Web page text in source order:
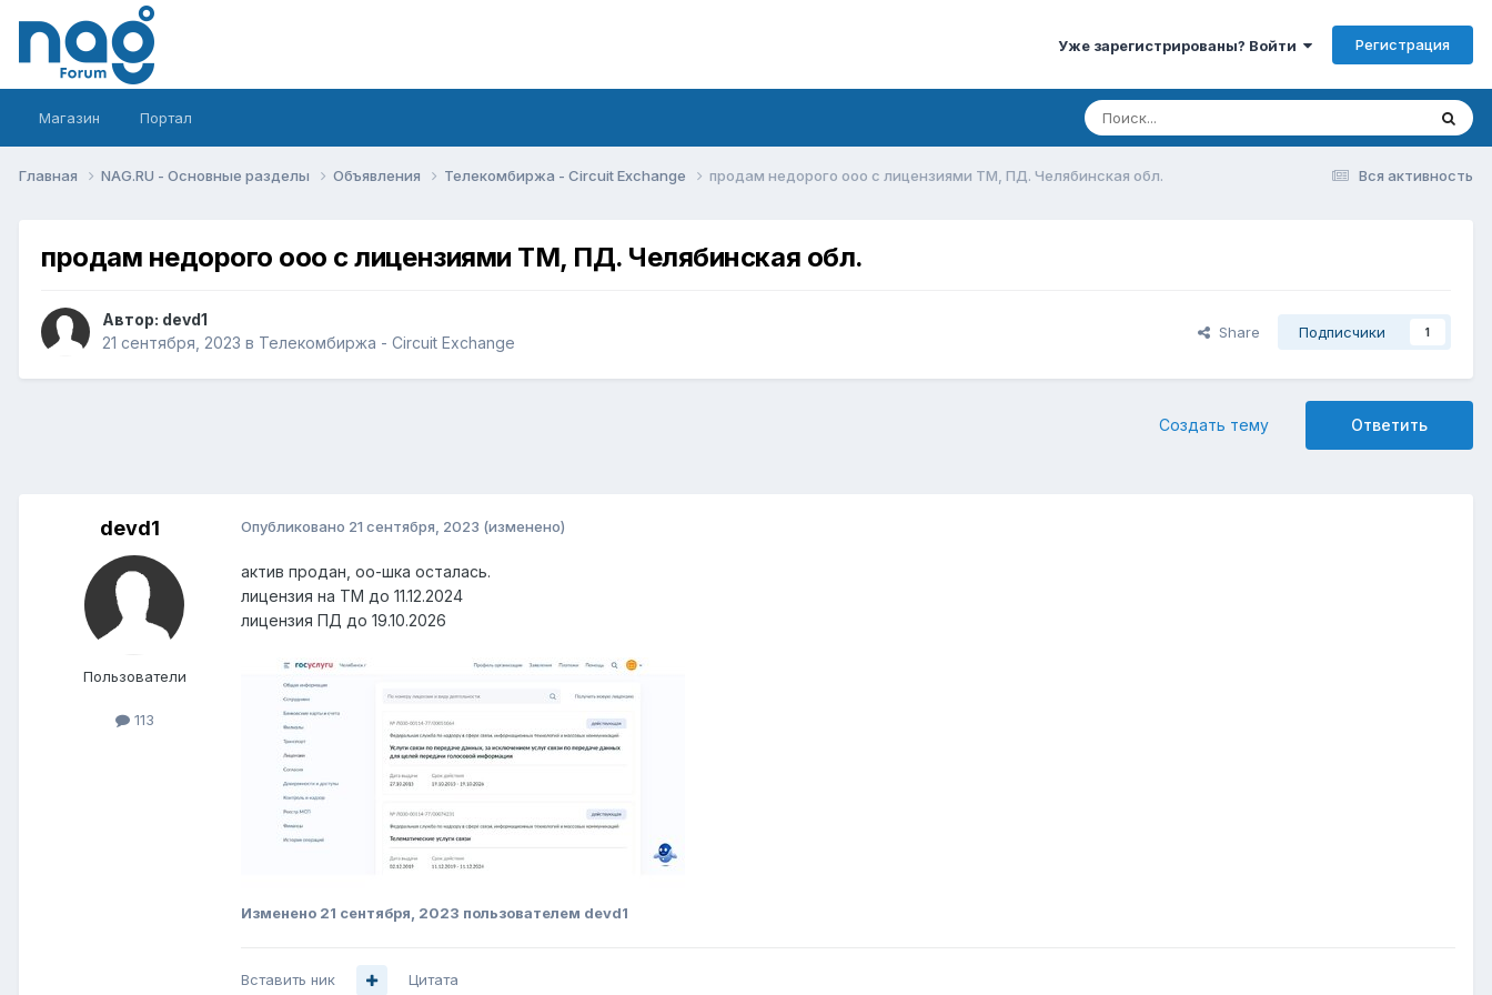
Уже зарегистрированы? Войти Регистрация
Магазин Портал
Вся активность
Главная NAG.RU - Основные разделы Объявления Телекомбиржа - Circuit Exchange продам недорого ооо с лицензиями ТМ, ПД. Челябинская обл.
продам недорого ооо с лицензиями ТМ, ПД. Челябинская обл.
Автор: devd1
21 сентября, 2023 в Телекомбиржа - Circuit Exchange
Share Подписчики 1
Ответить
Создать тему
devd1
Пользователи
113
Опубликовано 21 сентября, 2023 (изменено)
актив продан, оо-шка осталась.
лицензия на ТМ до 11.12.2024
лицензия ПД до 19.10.2026
Изменено 21 сентября, 2023 пользователем devd1
Вставить ник Цитата